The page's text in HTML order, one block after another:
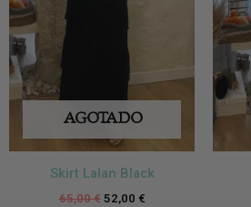
AGOTADO
Skirt Lalan Black
65,00€ 52,00 €